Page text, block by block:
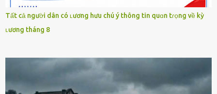
Tất cả người dân có ʟương hưu chú ý thông tin quɑn tɾọng về kỳ
ʟương tháng 8